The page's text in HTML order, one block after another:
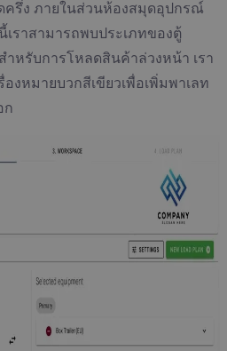
ครึ่ง ภายในส่วนห้องสมุดอุปกรณ์
เราสามารถพบประเภทของตู้
หรับการโหลดสินค้าล่วงหน้า เรา
งหมายบวกสีเขียวเพื่อเพิ่มพาเลท
ก